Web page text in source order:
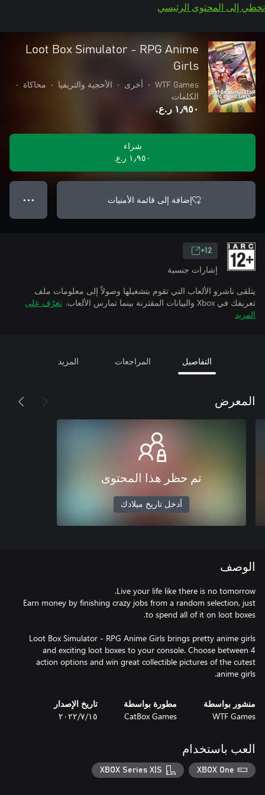
تخطي إلى المحتوى الرئيسي
Loot Box Simulator - RPG Anime
Girls
WTF Games
• أخرى • الأحجية والتريفيا • محاكاة
•
الكلمات
١٫٩٥٠ ر.ع.‏
شراء
١٫٩٥٠ ر.ع.‏
إضافة إلى قائمة الأمنيات ● ● ●
12+
إشارات جنسية
يتلقى ناشرو الألعاب التي تقوم بتشغيلها وصولاً إلى معلومات ملف
تعريفك في Xbox والبيانات المقترنة بينما تمارس الألعاب.
تعرّف على
المزيد
التفاصيل المراجعات المزيد
المعرض
تم حظر هذا المحتوى
أدخل تاريخ ميلادك
الوصف
Earn money by finishing crazy jobs from a random selection, just
Loot Box Simulator - RPG Anime Girls brings pretty anime girls
and exciting loot boxes to your console. Choose between 4
action options and win great collectible pictures of the cutest
anime girls.
منشور بواسطة
WTF Games
مطورة بواسطة
CatBox Games
تاريخ الإصدار
١٥‏/٧‏/٢٠٢٢
العب باستخدام
XBOX One
XBOX Series X|S